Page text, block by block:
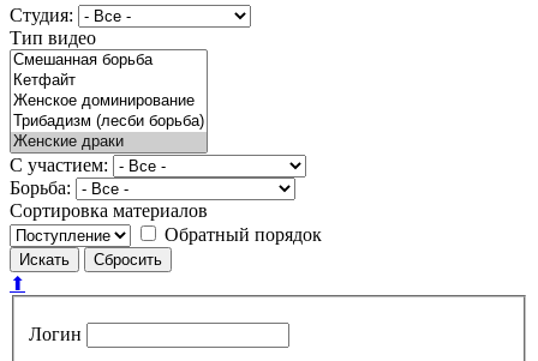
Студия:
Тип видео
С участием:
Борьба:
Сортировка материалов
Обратный порядок
⬆
Логин